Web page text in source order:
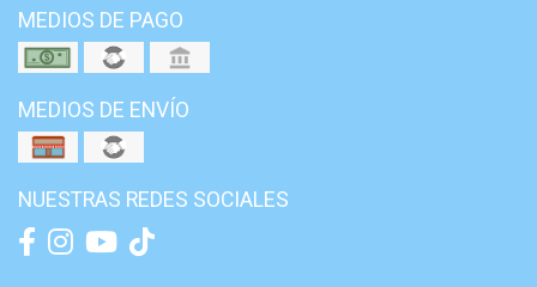
MEDIOS DE PAGO
MEDIOS DE ENVÍO
NUESTRAS REDES SOCIALES